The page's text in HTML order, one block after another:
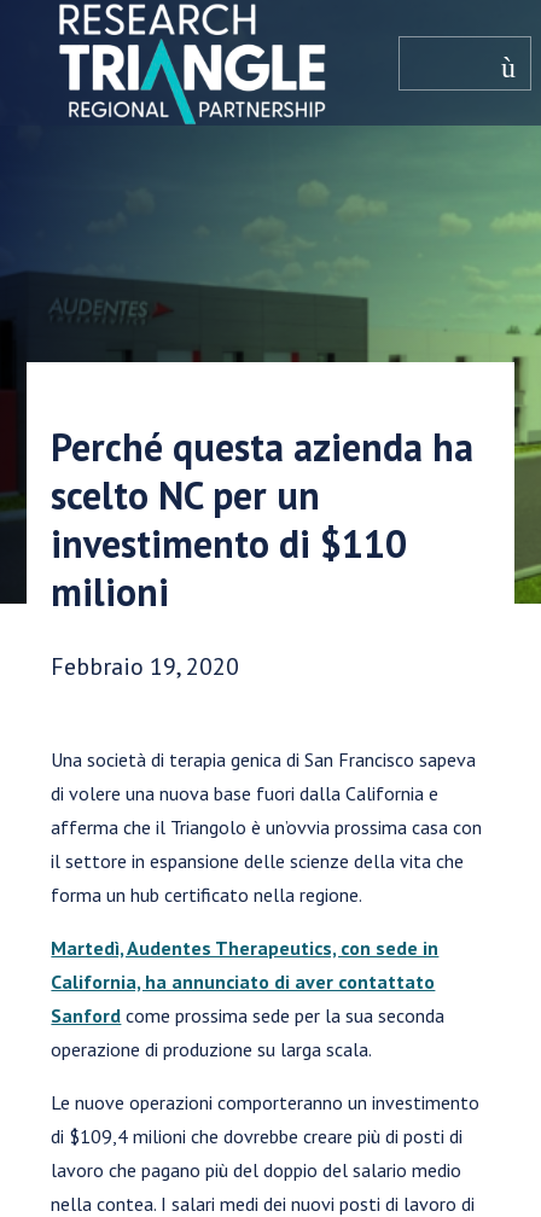
Salta al contenuto
menù
Perché questa azienda ha
scelto NC per un
investimento di $110
milioni
Data di pubblicazione:
Febbraio 19, 2020
Una società di terapia genica di San Francisco sapeva
di volere una nuova base fuori dalla California e
afferma che il Triangolo è un’ovvia prossima casa con
il settore in espansione delle scienze della vita che
forma un hub certificato nella regione.
Martedì, Audentes Therapeutics, con sede in
California, ha annunciato di aver contattato
Sanford come prossima sede per la sua seconda
operazione di produzione su larga scala.
Le nuove operazioni comporteranno un investimento
di $109,4 milioni che dovrebbe creare più di posti di
lavoro che pagano più del doppio del salario medio
nella contea. I salari medi dei nuovi posti di lavoro di